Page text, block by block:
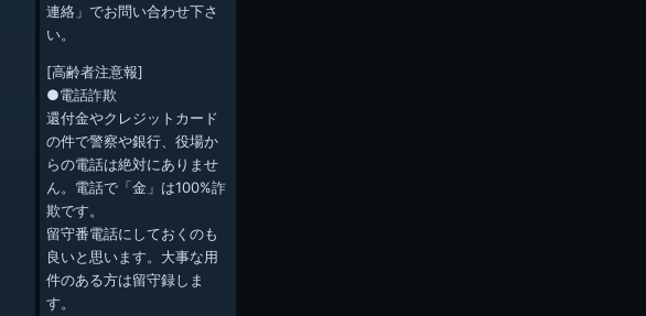
連絡」でお問い合わせ下さ
い。
[高齢者注意報]
●電話詐欺
還付金やクレジットカード
の件で警察や銀行、役場か
らの電話は絶対にありませ
ん。電話で「金」は100%詐
欺です。
留守番電話にしておくのも
良いと思います。大事な用
件のある方は留守録しま
す。